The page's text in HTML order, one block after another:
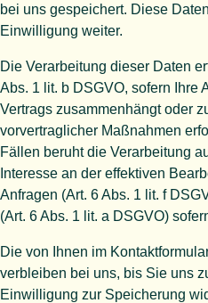
bei uns gespeichert. Diese
Einwilligung weiter.
Die Verarbeitung dieser Daten
Abs. 1 lit. b DSGVO, sofern Ihre
Vertrags zusammenhängt oder
vorvertraglicher Maßnahmen
Fällen beruht die Verarbeitung
Interesse an der effektiven
Anfragen (Art. 6 Abs. 1 lit. f
(Art. 6 Abs. 1 lit. a DSGVO)
Die von Ihnen im
verbleiben bei uns, bis Sie uns
Einwilligung zur Speicherung